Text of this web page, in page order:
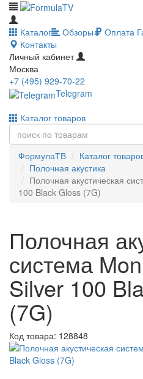
Каталог Обзоры Оплата
Контакты
Личный кабинет
Москва
+7 (495) 929-70-22
Telegram
Каталог товаров
ФормулаТВ Каталог
Полочная акустика
Полочная акустическая
100 Black Gloss (7G)
Полочная
система
Silver 100
(7G)
Код товара: 128848